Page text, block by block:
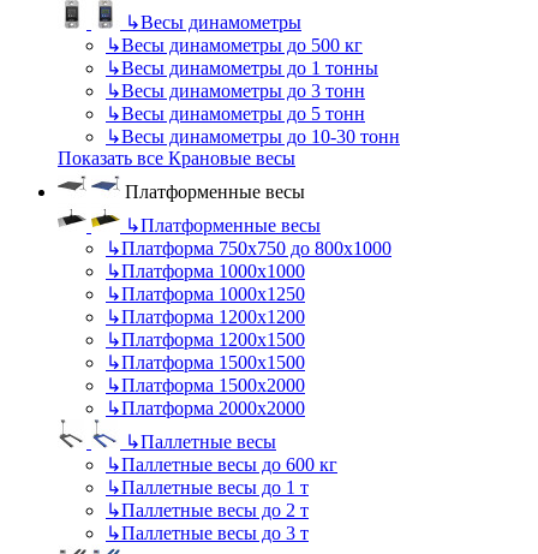
↳Весы динамометры
↳Весы динамометры до 500 кг
↳Весы динамометры до 1 тонны
↳Весы динамометры до 3 тонн
↳Весы динамометры до 5 тонн
↳Весы динамометры до 10-30 тонн
Показать все Крановые весы
Платформенные весы
↳Платформенные весы
↳Платформа 750х750 до 800х1000
↳Платформа 1000х1000
↳Платформа 1000х1250
↳Платформа 1200х1200
↳Платформа 1200х1500
↳Платформа 1500х1500
↳Платформа 1500х2000
↳Платформа 2000х2000
↳Паллетные весы
↳Паллетные весы до 600 кг
↳Паллетные весы до 1 т
↳Паллетные весы до 2 т
↳Паллетные весы до 3 т